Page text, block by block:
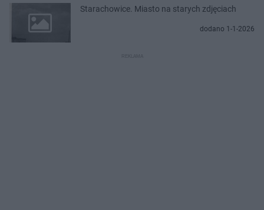
Starachowice. Miasto na starych zdjęciach
dodano 1-1-2026